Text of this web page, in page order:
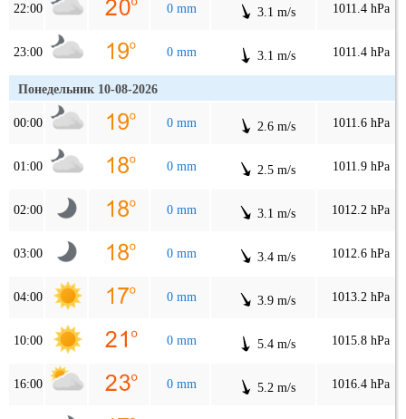
22:00 0 mm 3.1 m/s 1011.4 hPa
23:00 0 mm 3.1 m/s 1011.4 hPa
Понедельник 10-08-2026
00:00 0 mm 2.6 m/s 1011.6 hPa
01:00 0 mm 2.5 m/s 1011.9 hPa
02:00 0 mm 3.1 m/s 1012.2 hPa
03:00 0 mm 3.4 m/s 1012.6 hPa
04:00 0 mm 3.9 m/s 1013.2 hPa
10:00 0 mm 5.4 m/s 1015.8 hPa
16:00 0 mm 5.2 m/s 1016.4 hPa